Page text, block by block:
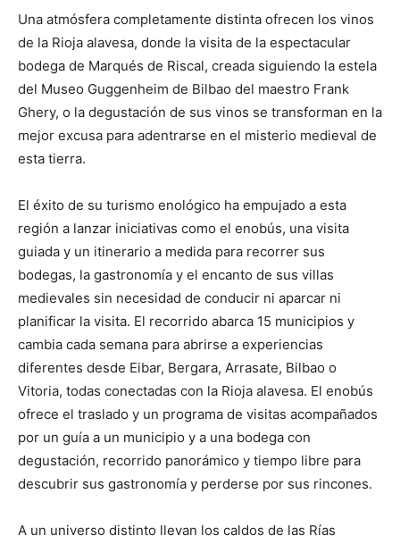
Una atmósfera completamente distinta ofrecen los vinos
de la Rioja alavesa, donde la visita de la espectacular
bodega de Marqués de Riscal, creada siguiendo la estela
del Museo Guggenheim de Bilbao del maestro Frank
Ghery, o la degustación de sus vinos se transforman en la
mejor excusa para adentrarse en el misterio medieval de
esta tierra.
El éxito de su turismo enológico ha empujado a esta
región a lanzar iniciativas como el enobús, una visita
guiada y un itinerario a medida para recorrer sus
bodegas, la gastronomía y el encanto de sus villas
medievales sin necesidad de conducir ni aparcar ni
planificar la visita. El recorrido abarca 15 municipios y
cambia cada semana para abrirse a experiencias
diferentes desde Eibar, Bergara, Arrasate, Bilbao o
Vitoria, todas conectadas con la Rioja alavesa. El enobús
ofrece el traslado y un programa de visitas acompañados
por un guía a un municipio y a una bodega con
degustación, recorrido panorámico y tiempo libre para
descubrir sus gastronomía y perderse por sus rincones.
A un universo distinto llevan los caldos de las Rías